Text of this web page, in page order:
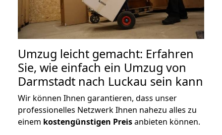
Umzug leicht gemacht: Erfahren
Sie, wie einfach ein Umzug von
Darmstadt nach Luckau sein kann
Wir können Ihnen garantieren, dass unser
professionelles Netzwerk Ihnen nahezu alles zu
einem kostengünstigen Preisanbieten können.